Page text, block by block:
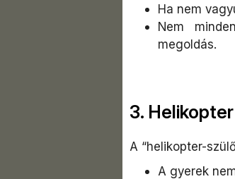
Ha nem
Nem
megoldás.
3.
A “helikopter-
A gyerek